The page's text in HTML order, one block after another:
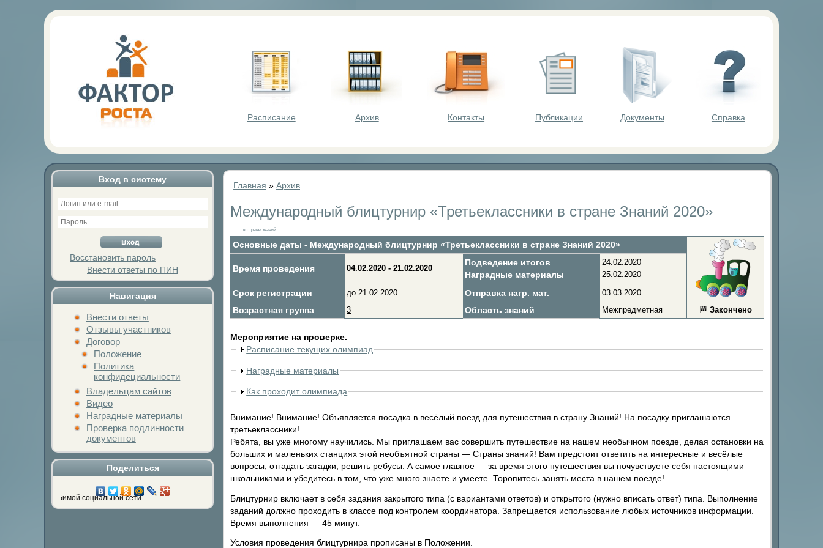
Расписание Архив Контакты Публикации Документы Справка
Вход в систему
Восстановить пароль
Внести ответы по ПИН
Навигация
Внести ответы
Отзывы участников
Договор
Положение
Политика
конфидециальности
Владельцам сайтов
Видео
Наградные материалы
Проверка подлинности
документов
Поделиться
кнопку любимой социальной сети
Главная » Архив
Международный блицтурнир «Третьеклассники в стране Знаний 2020»
в стране знаний
Основные даты - Международный блицтурнир «Третьеклассники в стране Знаний 2020»
Время проведения 04.02.2020 - 21.02.2020
Подведение итогов
Наградные материалы
24.02.2020
25.02.2020
Срок регистрации до 21.02.2020 Отправка нагр. мат. 03.03.2020
Возрастная группа 3 Область знаний Межпредметная 🏁 Закончено
Мероприятие на проверке.
Расписание текущих олимпиад
Наградные материалы
Как проходит олимпиада
Внимание! Внимание! Объявляется посадка в весёлый поезд для путешествия в страну Знаний! На посадку приглашаются
третьеклассники!
Ребята, вы уже многому научились. Мы приглашаем вас совершить путешествие на нашем необычном поезде, делая остановки на
больших и маленьких станциях этой необъятной страны — Страны знаний! Вам предстоит ответить на интересные и весёлые
вопросы, отгадать загадки, решить ребусы. А самое главное — за время этого путешествия вы почувствуете себя настоящими
школьниками и убедитесь в том, что уже много знаете и умеете. Торопитесь занять места в нашем поезде!
Блицтурнир включает в себя задания закрытого типа (с вариантами ответов) и открытого (нужно вписать ответ) типа. Выполнение
заданий должно проходить в классе под контролем координатора. Запрещается использование любых источников информации.
Время выполнения — 45 минут.
Условия проведения блицтурнира прописаны в Положении.